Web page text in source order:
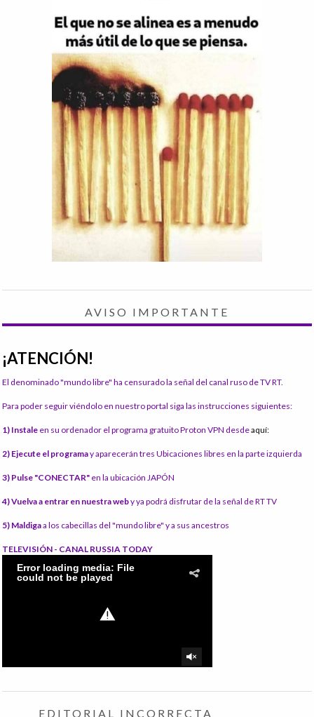
AVISO IMPORTANTE
¡ATENCIÓN!
El denominado "mundo libre" ha censurado la señal del canal ruso de TV RT.
Para poder seguir viéndolo en nuestro portal siga las instrucciones siguientes:
1) Instale en su ordenador el programa gratuito Proton VPN desdeaquí:
2) Ejecute el programay aparecerán tres Ubicaciones libres en la parte izquierda
3) Pulse "CONECTAR" en la ubicación JAPÓN
4) Vuelva a entrar en nuestra weby ya podrá disfrutar de la señal de RT TV
5) Maldigaa los cabecillas del "mundo libre" y a sus ancestros
TELEVISIÓN - CANAL RUSSIA TODAY
EDITORIAL INCORRECTA